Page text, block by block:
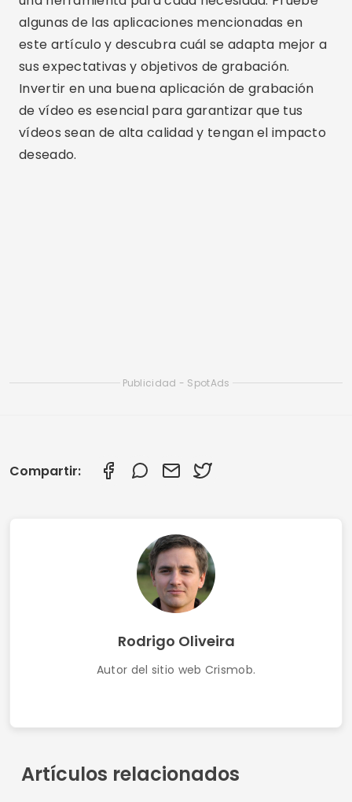
Autor del sitio web Crismob.
Artículos relacionados
Las mejores aplicaciones gratuitas y de pago
para ver K-dramas.